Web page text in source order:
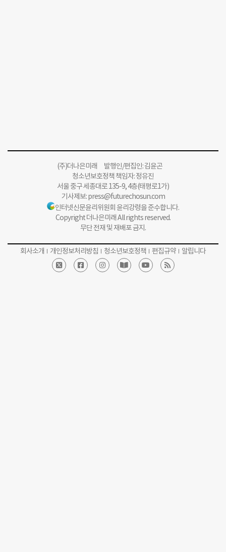
(주)더나은미래 발행인/편집인: 김윤곤
청소년보호정책 책임자: 정유진
서울 중구 세종대로 135-9, 4층(태평로1가)
기사제보:press@futurechosun.com
인터넷신문윤리위원회 윤리강령을 준수합니다.
Copyright 더나은미래 All rights reserved.
무단 전재 및 재배포 금지.
회사소개 개인정보처리방침 청소년보호정책 편집규약 알립니다